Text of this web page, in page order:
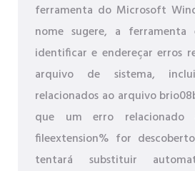
ferramenta do Microsoft
nome sugere, a ferramenta
identificar e endereçar erros
arquivo de sistema,
relacionados ao arquivo
que um erro relacionado
fileextension% for
tentará substituir